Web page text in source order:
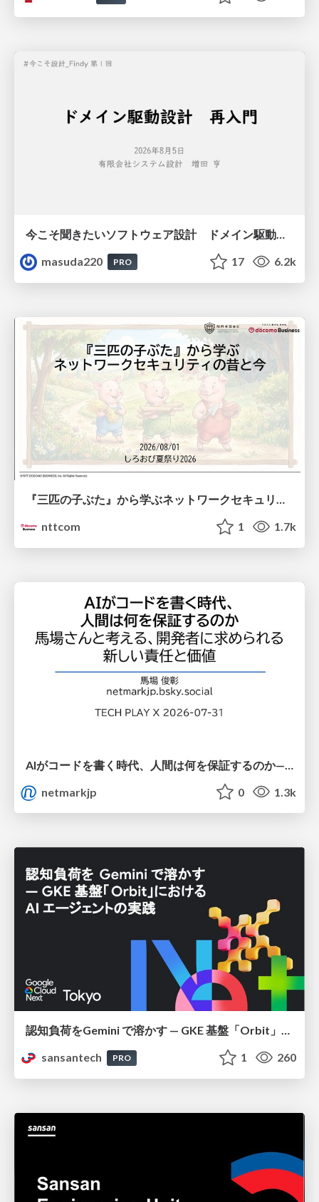
masuda220
PRO 17 6.2k
『三匹の子ぶた』から学ぶネットワークセキュリティの昔と今 / Network Security: Then and Now Through the Lens of The Three Little Pigs
nttcom
1 1.7k
netmarkjp
0 1.3k
認知負荷をGemini で溶かす — GKE 基盤「Orbit」における AI エージェントの実践
sansantech
PRO 1 260